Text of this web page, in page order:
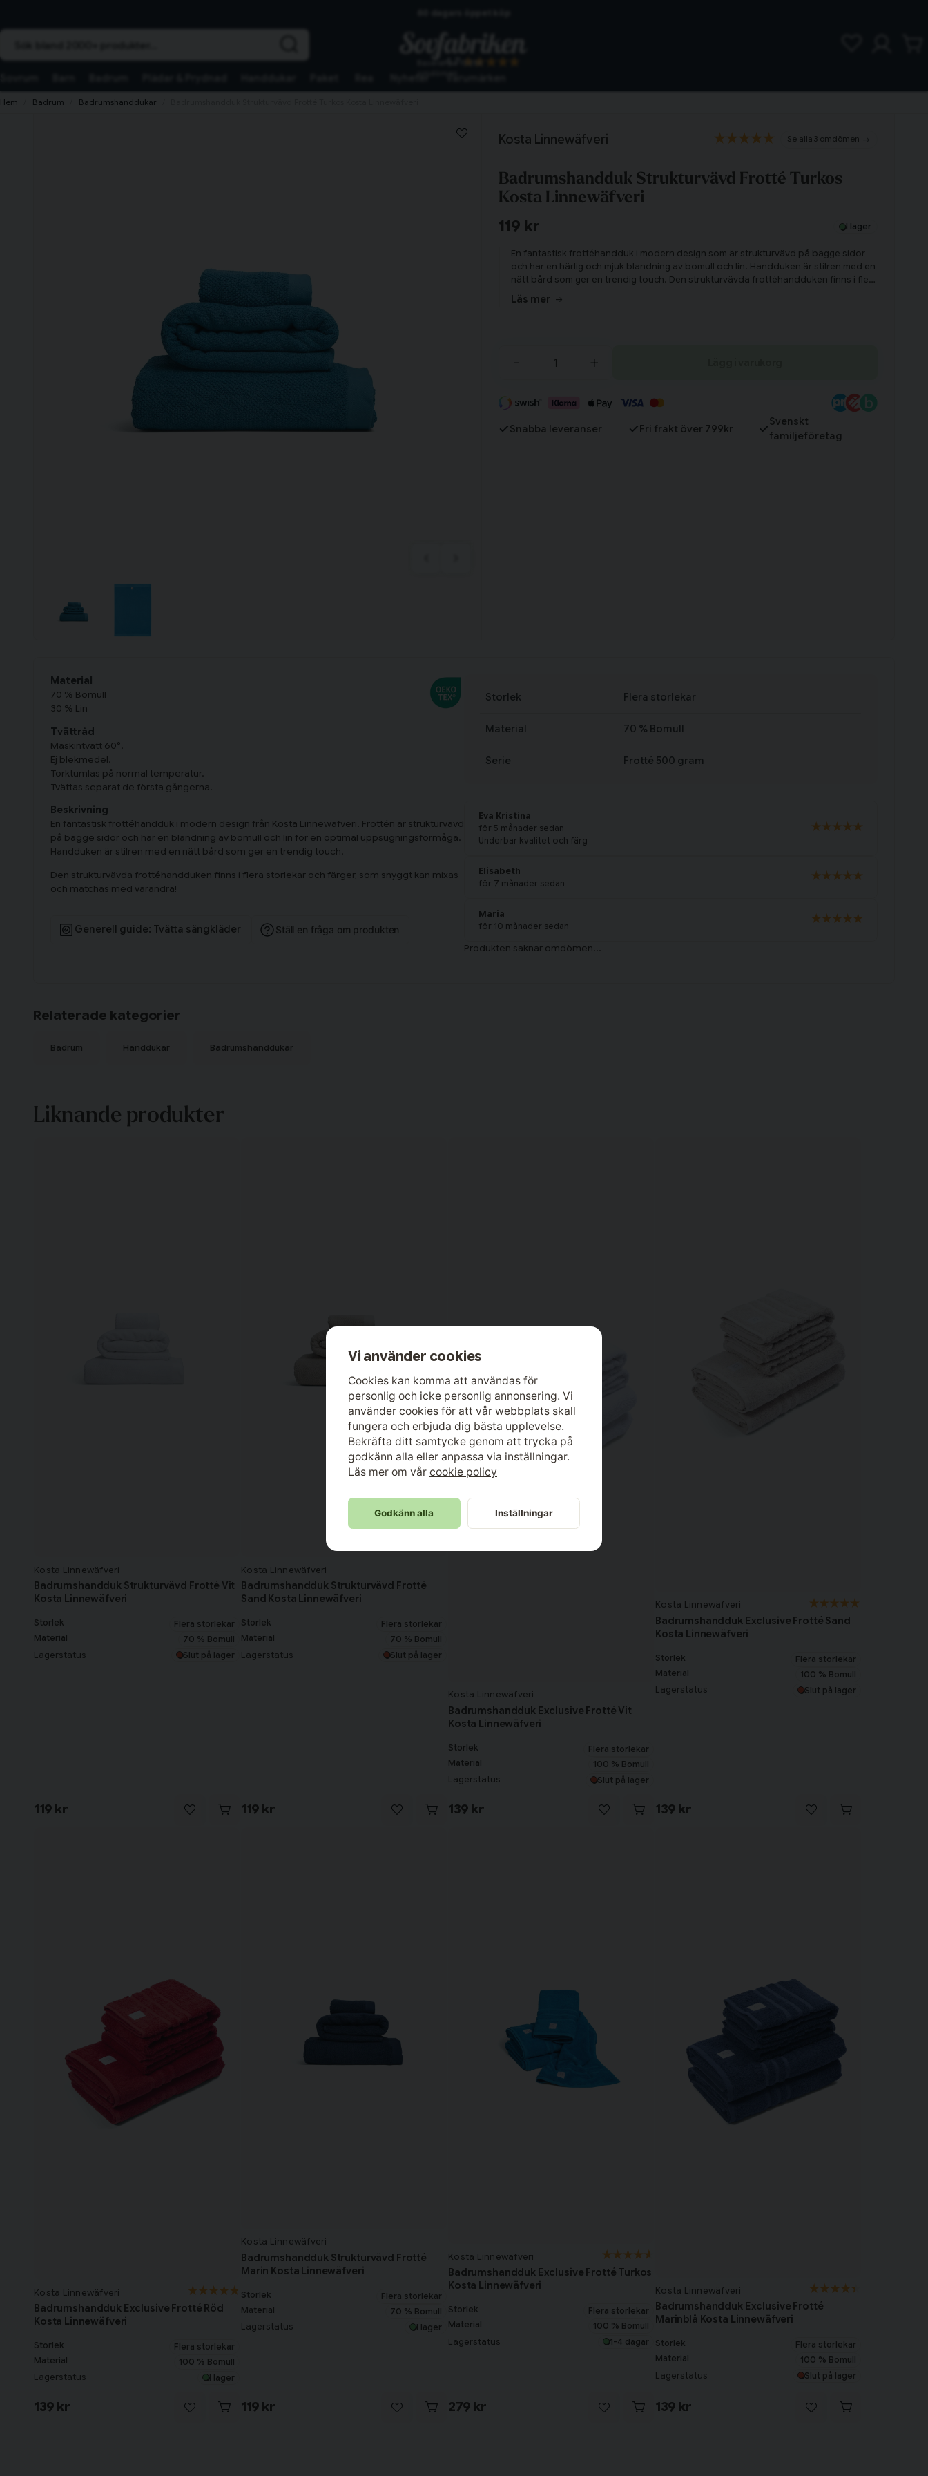
Hem Badrum Badrumshanddukar
Kosta Linnewäfveri 3 omdömen
Badrumshandduk Strukturvävd Frotté Turkos
Kosta Linnewäfveri
119 kr I lager
En fantastisk frottéhandduk i modern design som är strukturvävd på bägge sidor
och har en härlig och mjuk blandning av bomull och lin. Handduken är stilren med en
nätt bård som ger en trendig touch. Den strukturvävda frottéhandduken finns i flera
storlekar och färger, som snyggt kan mixas och matchas med varandra!
Läs mer
- +
Snabba leveranser Fri frakt över 799kr
Svenskt
familjeföretag
Material
70 % Bomull
30 % Lin
Tvättråd
Maskintvätt 60°.
Ej blekmedel.
Torktumlas på normal temperatur.
Tvättas separat de första gångerna.
Beskrivning
En fantastisk frottéhandduk i modern design från Kosta Linnewäfveri. Frottén är strukturvävd
på bägge sidor och har en blandning av bomull och lin för en optimal uppsugningsförmåga.
Handduken är stilren med en nätt bård som ger en trendig touch.
Den strukturvävda frottéhandduken finns i flera storlekar och färger, som snyggt kan mixas
och matchas med varandra!
Generell guide: Tvätta sängkläder Ställ en fråga om produkten
Storlek Flera storlekar
Material 70 % Bomull
Serie Frotté 500 gram
Eva Kristina
för 5 månader sedan
Underbar kvalitet och färg
Elisabeth
för 7 månader sedan
Maria
för 10 månader sedan
Relaterade kategorier
Badrum Handdukar Badrumshanddukar
Liknande produkter
Kosta Linnewäfveri
Badrumshandduk Strukturvävd Frotté Vit
Kosta Linnewäfveri
Storlek
Flera storlekar
Material
70 % Bomull
Lagerstatus Slut på lager
119 kr
Kosta Linnewäfveri
Badrumshandduk Strukturvävd Frotté
Sand Kosta Linnewäfveri
Storlek
Flera storlekar
Material
70 % Bomull
Lagerstatus Slut på lager
119 kr
Kosta Linnewäfveri
Badrumshandduk Exclusive Frotté Vit
Kosta Linnewäfveri
Storlek
Flera storlekar
Material
100 % Bomull
Lagerstatus Slut på lager
139 kr
Kosta Linnewäfveri
Badrumshandduk Exclusive Frotté Sand
Kosta Linnewäfveri
Storlek
Flera storlekar
Material
100 % Bomull
Lagerstatus Slut på lager
139 kr
Kosta Linnewäfveri
Badrumshandduk Exclusive Frotté Röd
Kosta Linnewäfveri
Storlek
Flera storlekar
Material
100 % Bomull
Lagerstatus I lager
139 kr
Kosta Linnewäfveri
Badrumshandduk Strukturvävd Frotté
Marin Kosta Linnewäfveri
Storlek
Flera storlekar
Material
70 % Bomull
Lagerstatus I lager
119 kr
Kosta Linnewäfveri
Badrumshandduk Exclusive Frotté Turkos
Kosta Linnewäfveri
Storlek
Flera storlekar
Material
100 % Bomull
Lagerstatus 1-4 dagar
279 kr
Kosta Linnewäfveri
Badrumshandduk Exclusive Frotté
Marinblå Kosta Linnewäfveri
Storlek
Flera storlekar
Material
100 % Bomull
Lagerstatus Slut på lager
139 kr
Har du alla tillbehör?
Fortsätt handla
Vi använder cookies
Cookies kan komma att användas för
personlig och icke personlig annonsering. Vi
använder cookies för att vår webbplats skall
fungera och erbjuda dig bästa upplevelse.
Bekräfta ditt samtycke genom att trycka på
godkänn alla eller anpassa via inställningar.
Läs mer om vår cookie policy
Godkänn alla Inställningar